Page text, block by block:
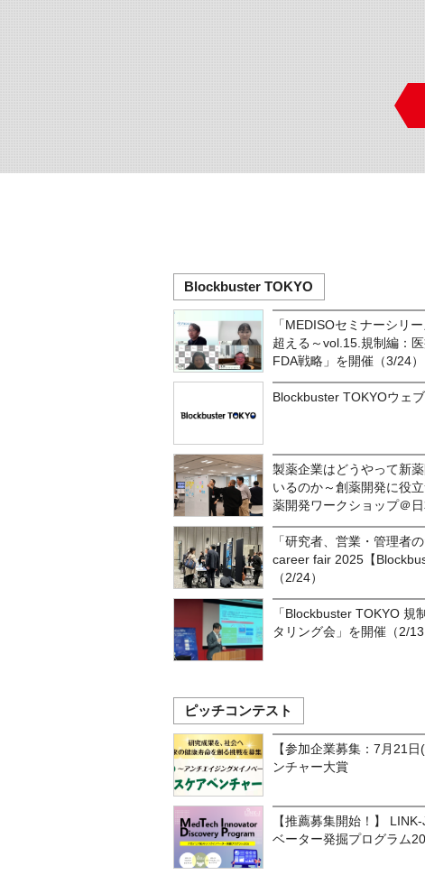
Blockbuster TOKYO
「MEDISOセミナーシリ
超える～vol.15.規制編：
FDA戦略」を開催（3/24）
Blockbuster TOKYOウェ
製薬企業はどうやって新
いるのか～創薬開発に役
薬開発ワークショップ＠
「研究者、営業・管理者
career fair 2025【
（2/24）
「Blockbuster TOKYO 規
タリング会」を開催（2/13
ピッチコンテスト
【参加企業募集：7月21
ンチャー大賞
【推薦募集開始！】
ベーター発掘プログラム